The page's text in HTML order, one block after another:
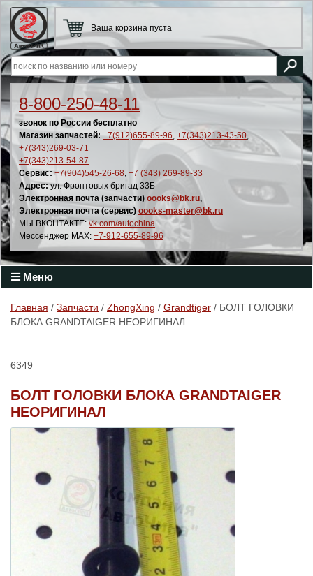
8-800-250-48-11
звонок по России бесплатно
Магазин запчастей: +7(912)655-89-96, +7(343)213-43-50,
+7(343)269-03-71
+7(343)213-54-87
Сервис: +7(904)545-26-68, +7 (343) 269-89-33
Адрес:ул. Фронтовых бригад 33Б
Электронная почта (запчасти) oooks@bk.ru,
Электронная почта (сервис) oooks-master@bk.ru
МЫ ВКОНТАКТЕ: vk.com/autochina
Мессенджер MAX: +7-912-655-89-96
Ваша корзина пуста
Меню
Главная / Запчасти / ZhongXing / Grandtiger / БОЛТ ГОЛОВКИ
БЛОКА GRANDTAIGER НЕОРИГИНАЛ
6349
БОЛТ ГОЛОВКИ БЛОКА GRANDTAIGER
НЕОРИГИНАЛ